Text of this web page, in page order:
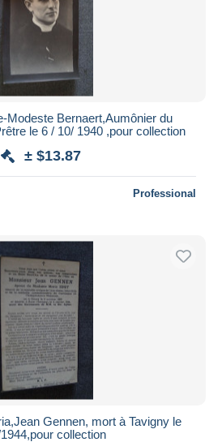
Modeste Bernaert,Aumônier du
le 6 / 10/ 1940 ,pour collection
± $13.87
Professional
Gennen, mort à Tavigny le
collection